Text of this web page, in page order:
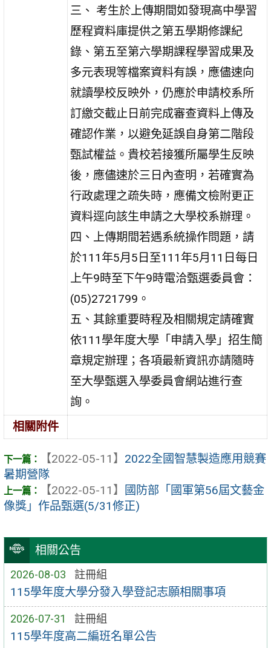
相關公告
2026-08-03 註冊組
115學年度大學分發入學登記志願相關事項
2026-07-31 註冊組
115學年度高二編班名單公告
三、 考生於上傳期間如發現高中學習
歷程資料庫提供之第五學期修課紀
錄、第五至第六學期課程學習成果及
多元表現等檔案資料有誤，應儘速向
就讀學校反映外，仍應於申請校系所
訂繳交截止日前完成審查資料上傳及
確認作業，以避免延誤自身第二階段
甄試權益。貴校若接獲所屬學生反映
後，應儘速於三日內查明，若確實為
行政處理之疏失時，應備文檢附更正
資料逕向該生申請之大學校系辦理。
四、上傳期間若遇系統操作問題，請
於111年5月5日至111年5月11日每日
上午9時至下午9時電洽甄選委員會：
(05)2721799。
五、其餘重要時程及相關規定請確實
依111學年度大學「申請入學」招生簡
章規定辦理；各項最新資訊亦請隨時
至大學甄選入學委員會網站進行查
詢。
相關附件
【2022-05-11】 2022全國智慧製造應用競賽
暑期營隊
【2022-05-11】
國防部「國軍第56屆文藝金
像獎」作品甄選(5/31修正)